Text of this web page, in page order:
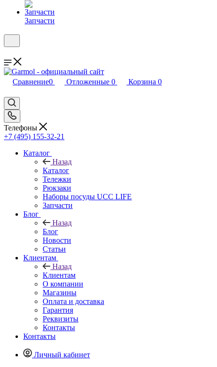
Запчасти
Сравнение0 Отложенные 0 Корзина 0
Телефоны
+7 (495) 155-32-21
Каталог
Назад
Каталог
Тележки
Рюкзаки
Наборы посуды UCC LIFE
Запчасти
Блог
Назад
Блог
Новости
Статьи
Клиентам
Назад
Клиентам
О компании
Магазины
Оплата и доставка
Гарантия
Реквизиты
Контакты
Контакты
Личный кабинет